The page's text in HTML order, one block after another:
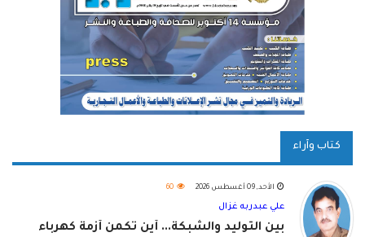
كتاب وآراء
الأحد, 09 أغسطس 2026 60
علي عبدربه غزال
بين التوليد والشبكة... أين تكمن أزمة كهرباء